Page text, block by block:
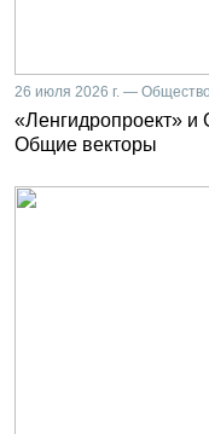
26 июля 2026 г. — Общество
«Ленгидропроект» и
Общие векторы